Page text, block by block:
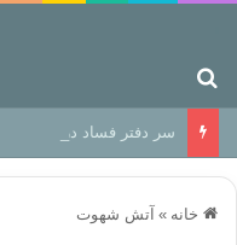
سر دفتر فساد در زمین‌،
خانه » آتش شهوت